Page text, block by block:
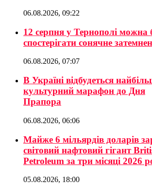
06.08.2026, 09:22
12 серпня у Тернополі можна
спостерігати сонячне
06.08.2026, 07:07
В Україні відбудеться
культурний марафон до Дня
Прапора
06.08.2026, 06:06
Майже 6 мільярдів доларів
світовий нафтовий гігант
Petroleum за три місяці 2026
05.08.2026, 18:00